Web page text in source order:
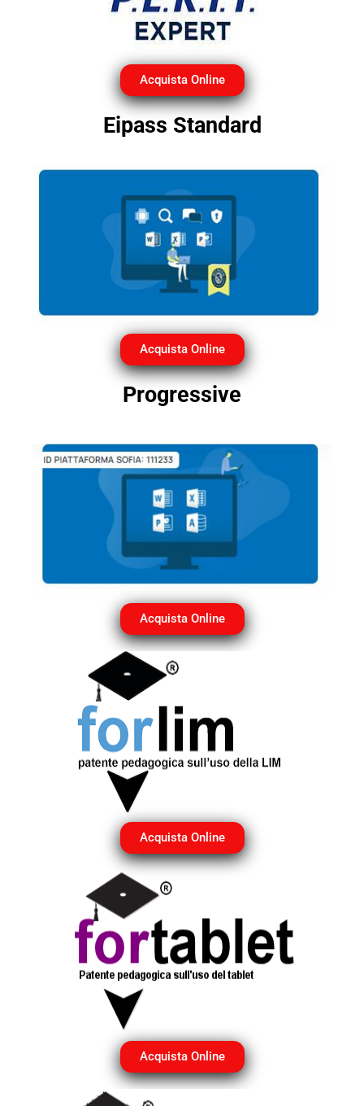
Acquista Online
Eipass Standard
Acquista Online
Progressive
Acquista Online
Acquista Online
Acquista Online